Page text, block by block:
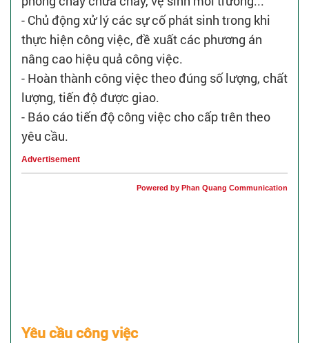
- Chủ động xử lý các sự cố phát sinh trong khi
thực hiện công việc, đề xuất các phương án
nâng cao hiệu quả công việc.
- Hoàn thành công việc theo đúng số lượng, chất
lượng, tiến độ được giao.
- Báo cáo tiến độ công việc cho cấp trên theo
yêu cầu.
Advertisement
Powered by Phan Quang Communication
Yêu cầu công việc